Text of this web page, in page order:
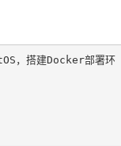
，搭建Docker部署环